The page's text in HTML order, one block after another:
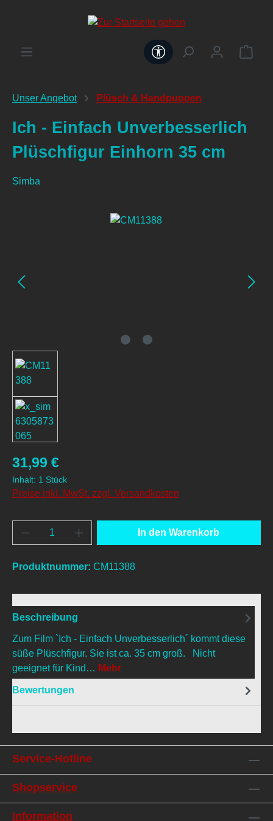
Werkzeugleiste
Unser Angebot Plüsch & Handpuppen
Ich - Einfach Unverbesserlich
Plüschfigur Einhorn 35 cm
Simba
Bildergalerie überspringen
31,99 €
Inhalt: 1 Stück
Preise inkl. MwSt. zzgl. Versandkosten
Produkt Anzahl: Gib den gewünschten
In den Warenkorb
Produktnummer: CM11388
Beschreibung
Zum Film `Ich - Einfach Unverbesserlich´ kommt diese
süße Plüschfigur. Sie ist ca. 35 cm groß. Nicht
geeignet für Kind… Mehr
Bewertungen
Service-Hotline
Shopservice
Information